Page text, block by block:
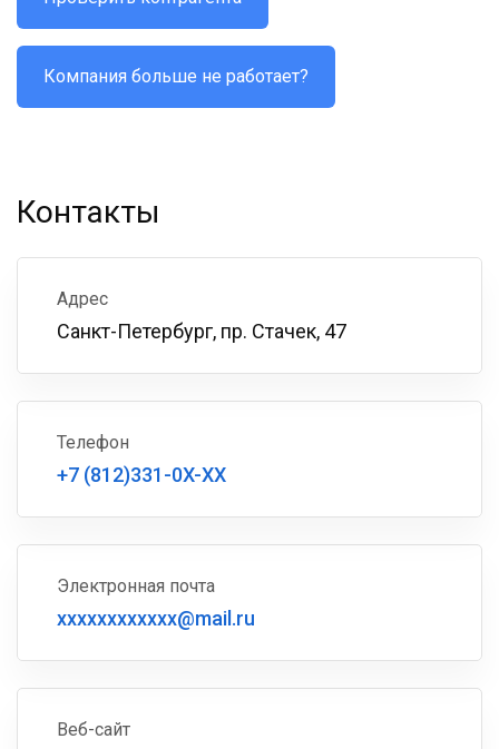
Компания больше не работает?
Контакты
Адрес
Санкт-Петербург, пр. Стачек, 47
Телефон
+7 (812)331-0X-XX
Электронная почта
xxxxxxxxxxxx@mail.ru
Веб-сайт